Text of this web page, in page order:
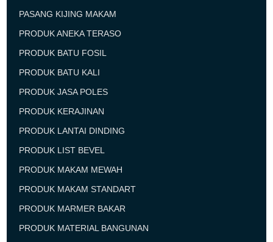
PASANG KIJING MAKAM
PRODUK ANEKA TERASO
PRODUK BATU FOSIL
PRODUK BATU KALI
PRODUK JASA POLES
PRODUK KERAJINAN
PRODUK LANTAI DINDING
PRODUK LIST BEVEL
PRODUK MAKAM MEWAH
PRODUK MAKAM STANDART
PRODUK MARMER BAKAR
PRODUK MATERIAL BANGUNAN